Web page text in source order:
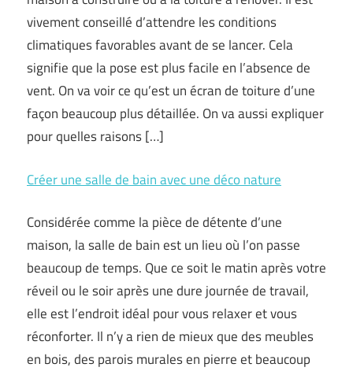
vivement conseillé d’attendre les conditions
climatiques favorables avant de se lancer. Cela
signifie que la pose est plus facile en l’absence de
vent. On va voir ce qu’est un écran de toiture d’une
façon beaucoup plus détaillée. On va aussi expliquer
pour quelles raisons […]
Créer une salle de bain avec une déco nature
Considérée comme la pièce de détente d’une
maison, la salle de bain est un lieu où l’on passe
beaucoup de temps. Que ce soit le matin après votre
réveil ou le soir après une dure journée de travail,
elle est l’endroit idéal pour vous relaxer et vous
réconforter. Il n’y a rien de mieux que des meubles
en bois, des parois murales en pierre et beaucoup